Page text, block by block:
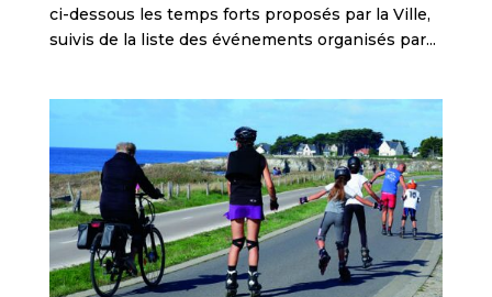
ci-dessous les temps forts proposés par la Ville,
suivis de la liste des événements organisés par...